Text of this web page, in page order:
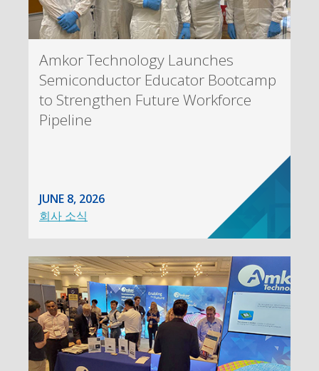
Amkor Technology Launches
Semiconductor Educator Bootcamp
to Strengthen Future Workforce
Pipeline
JUNE 8, 2026
회사 소식